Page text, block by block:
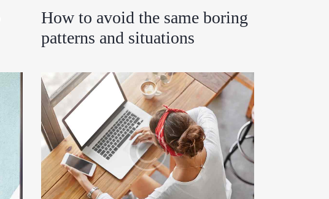
How to avoid the same boring
patterns and situations